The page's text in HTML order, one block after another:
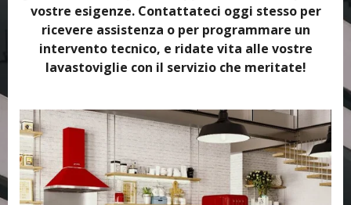
vostre esigenze. Contattateci oggi stesso per
ricevere assistenza o per programmare un
intervento tecnico, e ridate vita alle vostre
lavastoviglie con il servizio che meritate!